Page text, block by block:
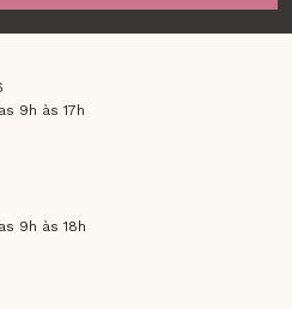
9h às 17h
9h às 18h